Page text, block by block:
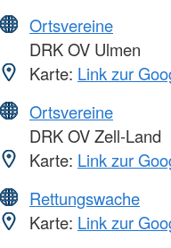
Ortsvereine
DRK OV Ulmen
Karte: Link zur
Ortsvereine
DRK OV Zell-Land
Karte: Link zur
Rettungswache
Karte: Link zur